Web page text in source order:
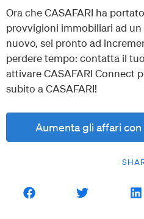
Ora che CASAFARI ha
provvigioni immobiliari ad
nuovo, sei pronto ad
perdere tempo: contatta il
attivare CASAFARI Connect
subito a CASAFARI!
Aumenta gli affari con